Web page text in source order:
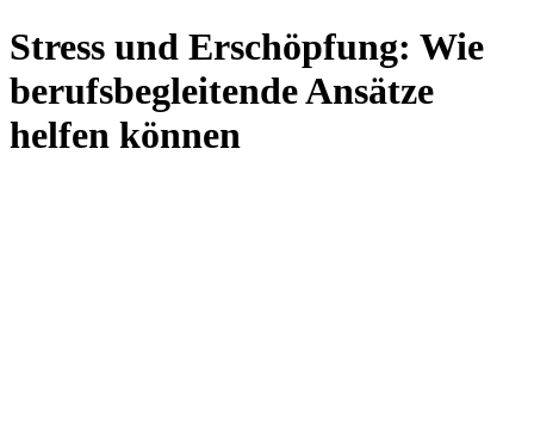
Stress und Erschöpfung: Wie
berufsbegleitende Ansätze
helfen können